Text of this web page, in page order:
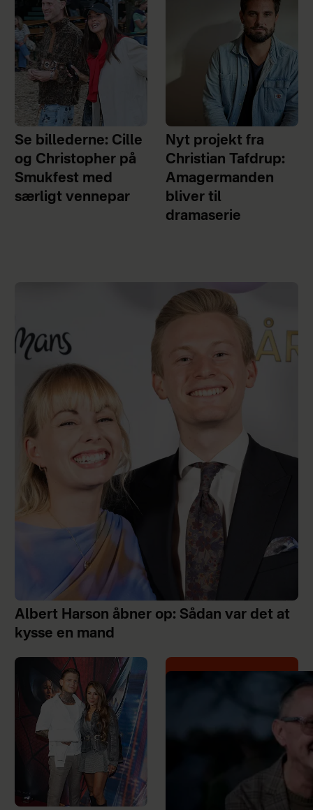
Se billederne: Cille
og Christopher på
Smukfest med
særligt vennepar
Nyt projekt fra
Christian Tafdrup:
Amagermanden
bliver til
dramaserie
Albert Harson åbner op: Sådan var det at
kysse en mand